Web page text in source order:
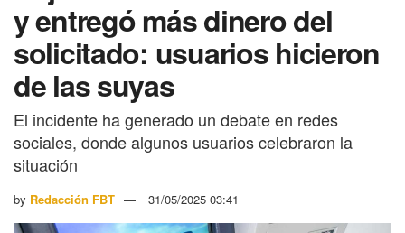
y entregó más dinero del
solicitado: usuarios hicieron
de las suyas
El incidente ha generado un debate en redes
sociales, donde algunos usuarios celebraron la
situación
by Redacción FBT 31/05/2025 03:41